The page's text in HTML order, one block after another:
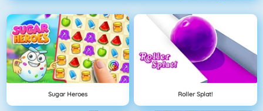
Sugar Heroes Roller Splat!